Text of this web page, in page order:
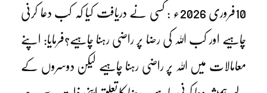
10فروری 2026ء : کسی نے دریافت کیا کہ کب دعا کرنی
چاہیے اور کب اللہ کی رضا پر راضی رہنا چاہیے؟فرمایا: اپنے
معامالات میں اللہ پر راضی رہنا چاہیے لیکن دوسروں کے